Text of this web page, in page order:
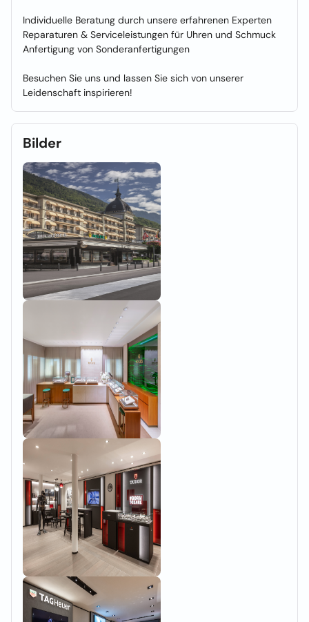
Individuelle Beratung durch unsere erfahrenen Experten
Reparaturen & Serviceleistungen für Uhren und Schmuck
Anfertigung von Sonderanfertigungen
Besuchen Sie uns und lassen Sie sich von unserer
Leidenschaft inspirieren!
Bilder